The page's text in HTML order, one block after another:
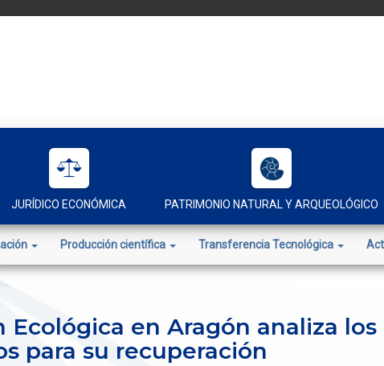
JURÍDICO ECONÓMICA PATRIMONIO NATURAL Y ARQUEOLÓGICO
Producción científica Transferencia Tecnológica
Ecológica en Aragón analiza
para su recuperación